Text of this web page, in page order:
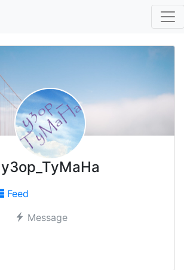
y3op_TyMaHa
Feed
Message